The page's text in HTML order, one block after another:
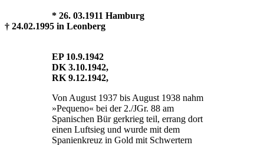
* 26. 03.1911 Hamburg
† 24.02.1995 in Leonberg
EP 10.9.1942
DK 3.10.1942,
RK 9.12.1942,
Von August 1937 bis August 1938 nahm
»Pequeno« bei der 2./JGr. 88 am
Spanischen Bür gerkrieg teil, errang dort
einen Luftsieg und wurde mit dem
Spanienkreuz in Gold mit Schwertern